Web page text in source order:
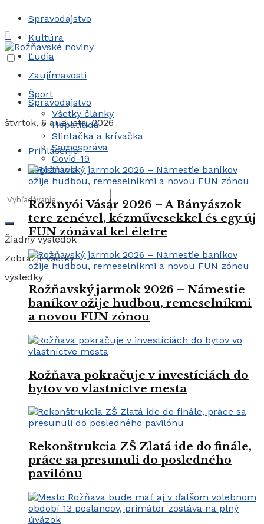
Spravodajstvo
Kultúra
Ľudia
Zaujímavosti
Šport
štvrtok, 6 augusta, 2026
Prihlásenie
Registrácia
Žiadny výsledok
Zobraziť všetky
výsledky
Spravodajstvo
Všetky články
Hepatitída
Slintačka a krívačka
Samospráva
Covid-19
Rozsnyói Vásár 2026 – A Bányászok
tere zenével, kézművesekkel és egy új
FUN zónával kel életre
Rožňavský jarmok 2026 – Námestie
baníkov ožije hudbou, remeselníkmi
a novou FUN zónou
Rožňava pokračuje v investíciách do
bytov vo vlastníctve mesta
Rekonštrukcia ZŠ Zlatá ide do finále,
práce sa presunuli do posledného
pavilónu